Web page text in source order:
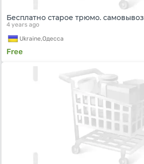
Бесплатно старое трюмо. самовывоз
4 years ago
Ukraine,Одесса
Free